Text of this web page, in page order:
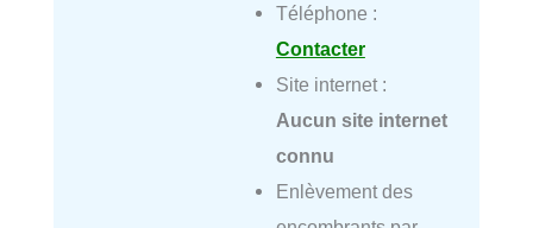
Téléphone :
Contacter
Site internet :
Aucun site internet
connu
Enlèvement des